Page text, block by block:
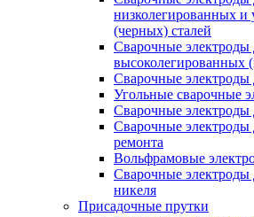
низколегированных и
(черных) сталей
Сварочные электроды
высоколегированных
Сварочные
Угольные сварочные
Сварочные электроды
Сварочные электроды
ремонта
Вольфрамовые
Сварочные электроды
никеля
Присадочные прутки